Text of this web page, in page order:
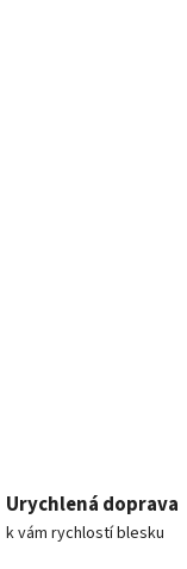
Urychlená doprava
k vám rychlostí blesku